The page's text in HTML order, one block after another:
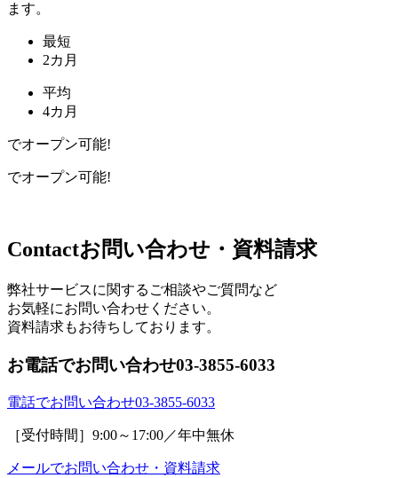
ます。
最短
2カ月
平均
4カ月
でオープン可能!
でオープン可能!
Contactお問い合わせ・資料請求
弊社サービスに関するご相談やご質問など
お気軽にお問い合わせください。
資料請求もお待ちしております。
お電話でお問い合わせ03-3855-6033
電話でお問い合わせ03-3855-6033
［受付時間］9:00～17:00／年中無休
メールでお問い合わせ・資料請求